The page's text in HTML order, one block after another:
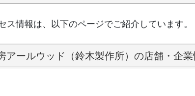
情報は、以下のページでご紹介しています。
アールウッド（鈴木製作所）の店舗・企